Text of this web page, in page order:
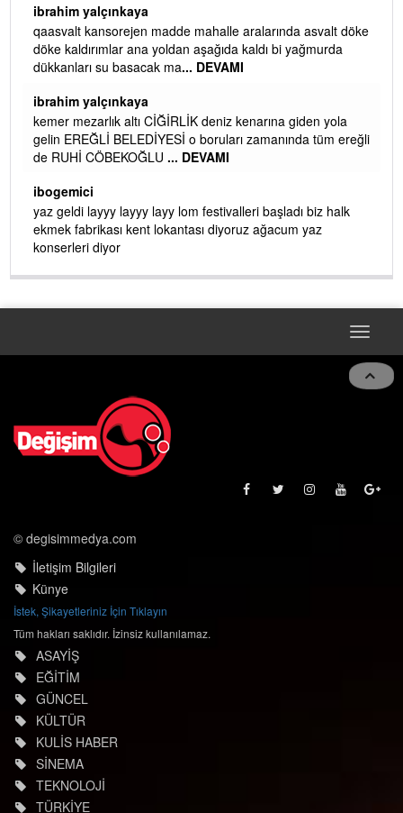
ibrahim yalçınkaya
qaasvalt kansorejen madde mahalle aralarında asvalt döke
döke kaldırımlar ana yoldan aşağıda kaldı bi yağmurda
dükkanları su basacak ma... DEVAMI
ibrahim yalçınkaya
kemer mezarlık altı CİĞİRLİK deniz kenarına giden yola
gelin EREĞLİ BELEDİYESİ o boruları zamanında tüm ereğli
de RUHİ CÖBEKOĞLU ... DEVAMI
ibogemici
yaz geldi layyy layyy layy lom festivalleri başladı biz halk
ekmek fabrikası kent lokantası diyoruz ağacum yaz
konserleri diyor
Toggle
© degisimmedya.com
İletişim Bilgileri
Künye
İstek, Şikayetleriniz İçin Tıklayın
Tüm hakları saklıdır. İzinsiz kullanılamaz.
ASAYİŞ
EĞİTİM
GÜNCEL
KÜLTÜR
KULİS HABER
SİNEMA
TEKNOLOJİ
TÜRKİYE